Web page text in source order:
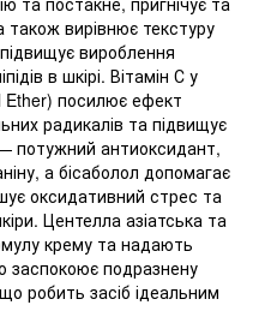
також вирівнює текстуру
вироблення
в шкірі. Вітамін С у
Ether) посилює ефект
радикалів та підвищує
— потужний антиоксидант,
а бісаболол допомагає
оксидативний стрес та
Центелла азіатська та
крему та надають
заспокоює подразнену
робить засіб ідеальним